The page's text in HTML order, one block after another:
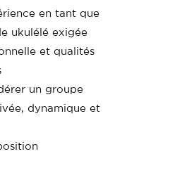
en tant que
ukulélé exigée
et qualités
un groupe
dynamique et